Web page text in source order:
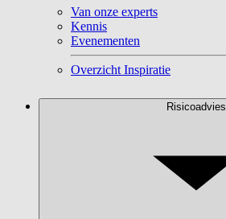
Van onze experts
Kennis
Evenementen
Overzicht Inspiratie
Risicoadvies